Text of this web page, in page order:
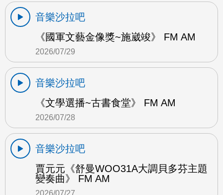
音樂沙拉吧
《國軍文藝金像獎~施崴竣》 FM AM
2026/07/29
音樂沙拉吧
《文學選播~古書食堂》 FM AM
2026/07/28
音樂沙拉吧
賈元元《舒曼WOO31A大調貝多芬主題
變奏曲》 FM AM
2026/07/27